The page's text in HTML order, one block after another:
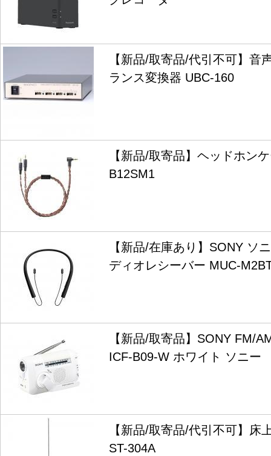
【新品/取寄品/代引不可】音
ランス変換器 UBC-160
【新品/取寄品】ヘッドホン
B12SM1
【新品/在庫あり】SONY ソ
ディオレシーバー MUC-
【新品/取寄品】SONY FM/
ICF-B09-W ホワイト ソニー
【新品/取寄品/代引不可】床
ST-304A